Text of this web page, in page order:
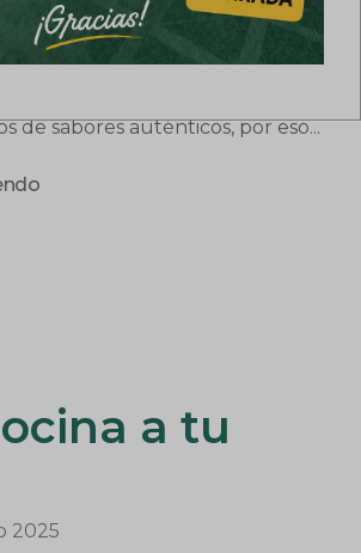
llama, no hay mejor plan que
playa. Toalla, sombrilla, protector
¡buena comida! En Comidas
de sabores auténticos, por eso...
a tu
2025